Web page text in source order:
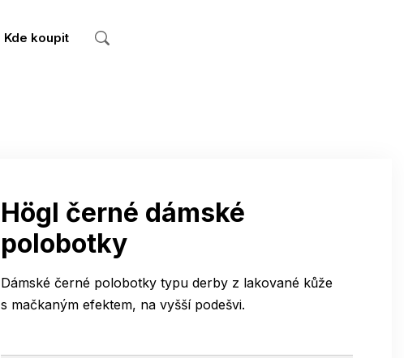
Kde koupit
Högl černé dámské
polobotky
Dámské černé polobotky typu derby z lakované kůže
s mačkaným efektem, na vyšší podešvi.